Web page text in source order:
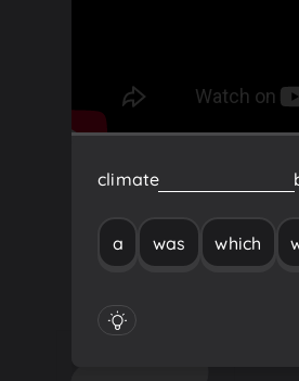
climate
a was which